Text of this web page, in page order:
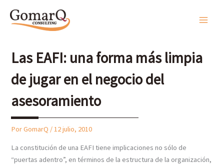
contenido
Las EAFI: una forma más limpia
de jugar en el negocio del
asesoramiento
PorGomarQ /12 julio, 2010
La constitución de una EAFI tiene implicaciones no sólo de
“puertas adentro”, en términos de la estructura de la organización,